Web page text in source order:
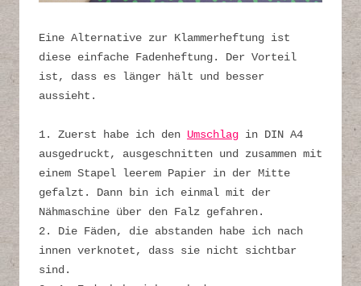
Eine Alternative zur Klammerheftung ist
diese einfache Fadenheftung. Der Vorteil
ist, dass es länger hält und besser
aussieht.
1. Zuerst habe ich den Umschlag in DIN A4
ausgedruckt, ausgeschnitten und zusammen mit
einem Stapel leerem Papier in der Mitte
gefalzt. Dann bin ich einmal mit der
Nähmaschine über den Falz gefahren.
2. Die Fäden, die abstanden habe ich nach
innen verknotet, dass sie nicht sichtbar
sind.